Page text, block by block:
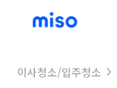
이사청소/입주청소